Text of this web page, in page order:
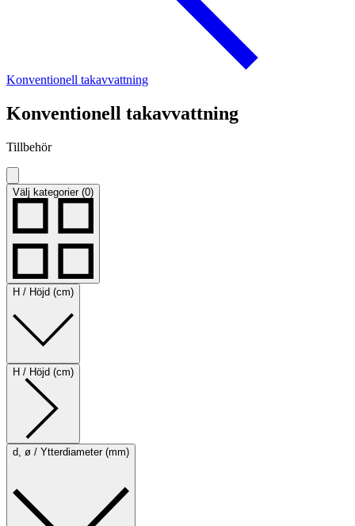
Konventionell takavvattning
Konventionell takavvattning
Tillbehör
Välj kategorier (0)
H / Höjd (cm)
H / Höjd (cm)
d, ø / Ytterdiameter (mm)